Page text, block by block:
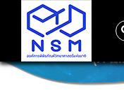
NSM ชวนห
SCIENCE
(ศา